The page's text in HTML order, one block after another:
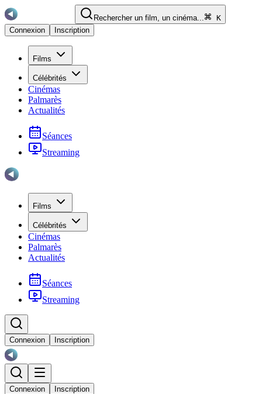
Rechercher un film, un cinéma...
K
Connexion
Inscription
Films
Célébrités
Cinémas
Palmarès
Actualités
Séances
Streaming
Films
Célébrités
Cinémas
Palmarès
Actualités
Séances
Streaming
Connexion Inscription
Connexion Inscription